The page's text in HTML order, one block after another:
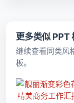
更多类似 PPT
继续查看同类风
板。